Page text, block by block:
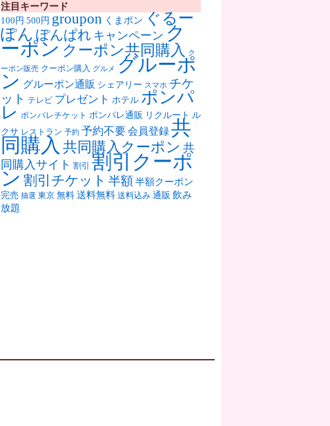
注目キーワード
100円 500円 groupon くまポン ぐるー
ぽん ぽんぱれ キャンペーン ク
ーポン クーポン共同購入 ク
ーポン販売 クーポン購入 グルメ グルーポ
ン グルーポン通販 シェアリー スマホ チケ
ット テレビ プレゼント ホテル ポンパ
レ ポンパレチケット ポンパレ通販 リクルート ル
クサ レストラン 予約 予約不要会員登録共
同購入 共同購入クーポン 共
同購入サイト 割引 割引クーポ
ン 割引チケット 半額 半額クーポン
完売 抽選 東京 無料 送料無料 送料込み 通販 飲み
放題